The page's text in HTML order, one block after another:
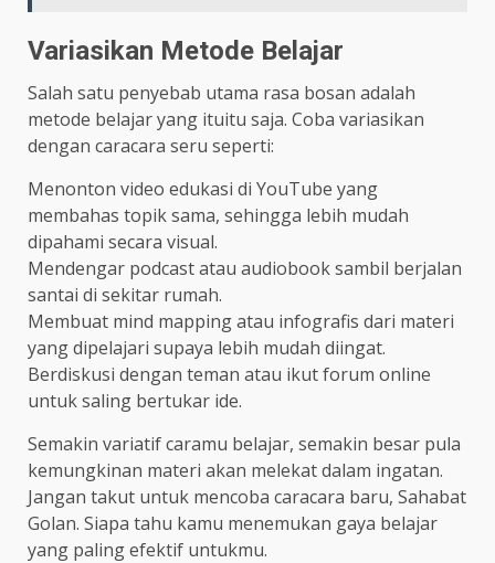
Variasikan Metode Belajar
Salah satu penyebab utama rasa bosan adalah
metode belajar yang ituitu saja. Coba variasikan
dengan caracara seru seperti:
Menonton video edukasi di YouTube yang
membahas topik sama, sehingga lebih mudah
dipahami secara visual.
Mendengar podcast atau audiobook sambil berjalan
santai di sekitar rumah.
Membuat mind mapping atau infografis dari materi
yang dipelajari supaya lebih mudah diingat.
Berdiskusi dengan teman atau ikut forum online
untuk saling bertukar ide.
Semakin variatif caramu belajar, semakin besar pula
kemungkinan materi akan melekat dalam ingatan.
Jangan takut untuk mencoba caracara baru, Sahabat
Golan. Siapa tahu kamu menemukan gaya belajar
yang paling efektif untukmu.